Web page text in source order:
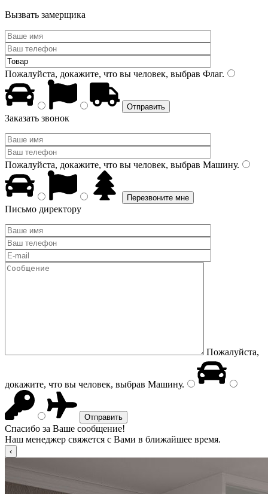
Вызвать замерщика
Пожалуйста, докажите, что вы человек, выбрав Флаг.
Заказать звонок
Пожалуйста, докажите, что вы человек, выбрав Машину.
Письмо директору
Пожалуйста,
докажите, что вы человек, выбрав Машину.
Спасибо за Ваше сообщение!
Наш менеджер свяжется с Вами в ближайшее время.